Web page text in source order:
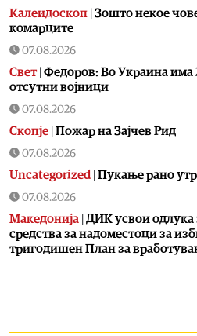
Калеидоскоп Зошто некое
комарците
07.08.2026
Свет| Федоров: Во Украина
отсутни војници
07.08.2026
Скопје Пожар на Зајчев Рид
07.08.2026
Uncategorized Пукање рано
07.08.2026
Македонија ДИК усвои одлука
средства за надоместоци за
тригодишен План за
07.08.2026